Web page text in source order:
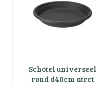
Schotel universeel
rond d40cm ntrct